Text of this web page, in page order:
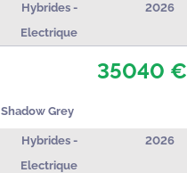
Hybrides -
Electrique
2026
Shadow Grey
35040 €
Hybrides -
Electrique
2026